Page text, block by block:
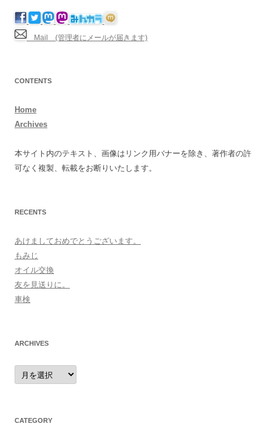
Mail (管理者にメールが届きます)
CONTENTS
Home
Archives
本サイト内のテキスト、画像はリンク用バナーを除き、著作者の許
可なく複製、転載をお断りいたします。
RECENTS
あけましておめでとうございます。
もみじ
オイル交換
友を見送りに。
車検
ARCHIVES
archives
CATEGORY